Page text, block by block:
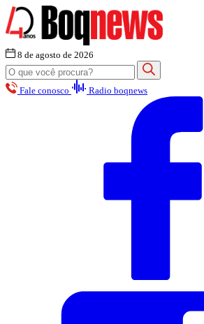
8 de agosto de 2026
Fale conosco Radio boqnews